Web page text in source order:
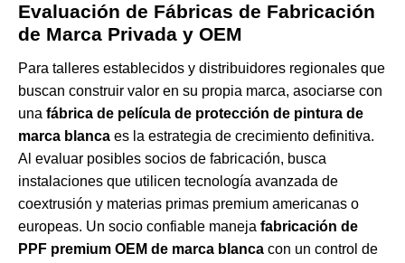
Evaluación de Fábricas de Fabricación
de Marca Privada y OEM
Para talleres establecidos y distribuidores regionales que
buscan construir valor en su propia marca, asociarse con
una fábrica de película de protección de pintura de
marca blanca es la estrategia de crecimiento definitiva.
Al evaluar posibles socios de fabricación, busca
instalaciones que utilicen tecnología avanzada de
coextrusión y materias primas premium americanas o
europeas. Un socio confiable maneja fabricación de
PPF premium OEM de marca blanca con un control de